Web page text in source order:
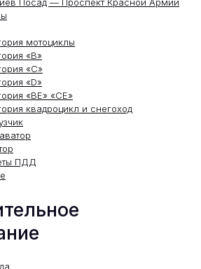
Посад — Проспект Красной Армии
мотоциклы
«В»
«С»
«D»
«ВЕ» «СЕ»
квадроцикл и снегоход
ПДД